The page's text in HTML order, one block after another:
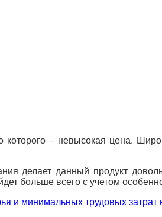
– невысокая цена.
делает данный продукт
больше всего с учетом
и минимальных трудовых затрат